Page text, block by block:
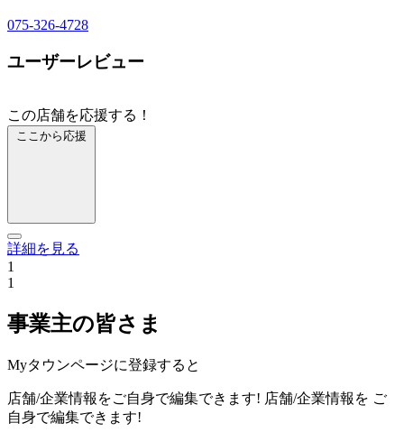
075-326-4728
ユーザーレビュー
この店舗を応援する！
ここから応援
詳細を見る
1
1
事業主の皆さま
Myタウンページに登録すると
店舗/企業情報をご自身で編集できます! 店舗/企業情報を ご
自身で編集できます!